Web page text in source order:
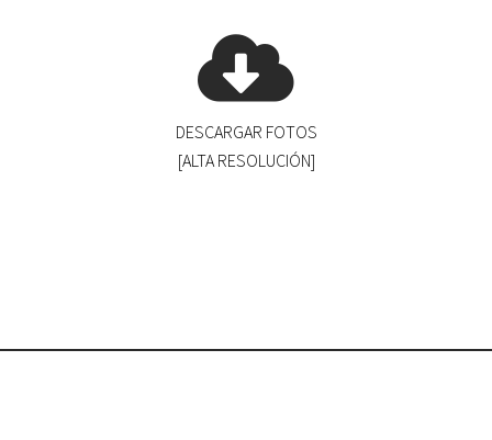
DESCARGAR FOTOS
[ALTA RESOLUCIÓN]